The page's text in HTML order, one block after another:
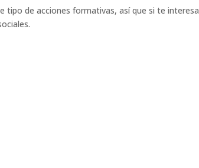
de acciones formativas, así que si te